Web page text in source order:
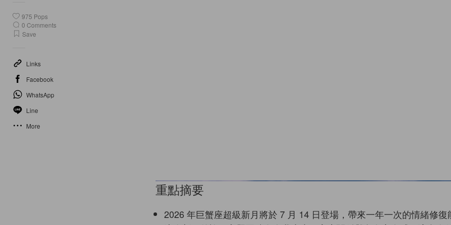
975 Pops
0 Comments
Save
Links
Facebook
WhatsApp
Line
More
重點摘要
2026 年巨蟹座超級新月將於 7 月 14 日登場，帶來一年一次的情緒修復